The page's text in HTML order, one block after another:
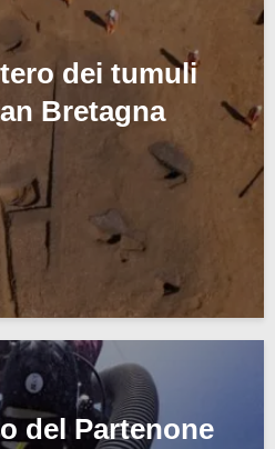
dei tumuli
Bretagna
del Partenone